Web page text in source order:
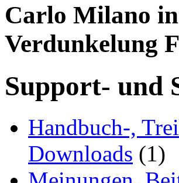
Carlo Milano
Verdunkelung
Support- und
Handbuch-,
Downloads (1)